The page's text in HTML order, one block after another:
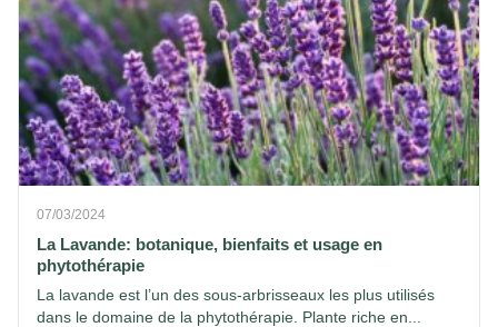
07/03/2024
La Lavande: botanique, bienfaits et usage en
phytothérapie
La lavande est l’un des sous-arbrisseaux les plus utilisés
dans le domaine de la phytothérapie. Plante riche en...